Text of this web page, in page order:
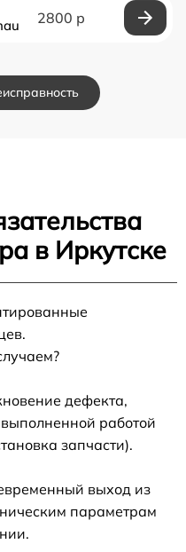
2800 р
в Иркутске
дефекта,
работой
запчасти).
выход из
параметрам